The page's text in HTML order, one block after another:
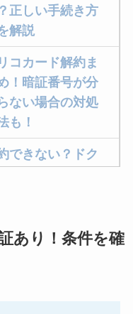
正しい手続き方
解説
コカード解約ま
！暗証番号が分
ない場合の対処
も！
できない？ドク
方法まとめ！契
あり！条件を確